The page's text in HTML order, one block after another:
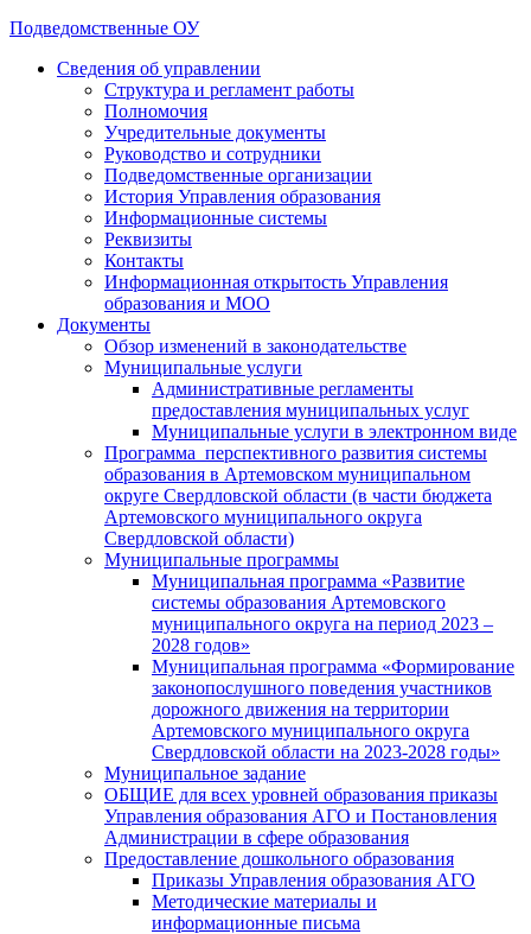
Подведомственные ОУ
Сведения об управлении
Структура и регламент работы
Полномочия
Учредительные документы
Руководство и сотрудники
Подведомственные организации
История Управления образования
Информационные системы
Реквизиты
Контакты
Информационная открытость Управления
образования и МОО
Документы
Обзор изменений в законодательстве
Муниципальные услуги
Административные регламенты
предоставления муниципальных услуг
Муниципальные услуги в электронном виде
Программа перспективного развития системы
образования в Артемовском муниципальном
округе Свердловской области (в части бюджета
Артемовского муниципального округа
Свердловской области)
Муниципальные программы
Муниципальная программа «Развитие
системы образования Артемовского
муниципального округа на период 2023 –
2028 годов»
Муниципальная программа «Формирование
законопослушного поведения участников
дорожного движения на территории
Артемовского муниципального округа
Свердловской области на 2023-2028 годы»
Муниципальное задание
ОБЩИЕ для всех уровней образования приказы
Управления образования АГО и Постановления
Администрации в сфере образования
Предоставление дошкольного образования
Приказы Управления образования АГО
Методические материалы и
информационные письма